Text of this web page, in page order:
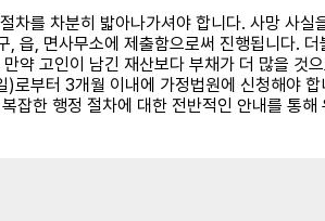
를 차분히 밟아나가셔야 합니다. 사망 사
, 면사무소에 제출함으로써 진행됩니다.
약 고인이 남긴 재산보다 부채가 더 많을 것
부터 3개월 이내에 가정법원에 신청해야
한 행정 절차에 대한 전반적인 안내를 통